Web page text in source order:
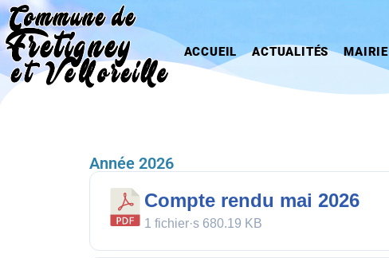
Aller
au
contenu
ACCUEIL ACTUALITÉS MAIRIE
Année 2026
Compte rendu mai 2026
1 fichier·s 680.19 KB